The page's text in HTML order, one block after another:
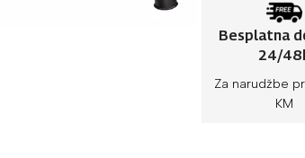
Besplatna
24/
Za narudžbe
KM